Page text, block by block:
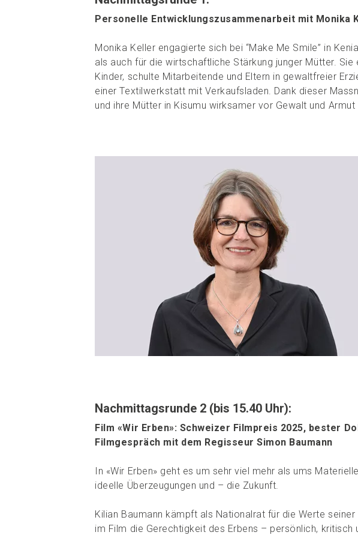
Personelle Entwicklungszusammenarbeit mit Monika
Monika Keller engagierte sich bei “Make Me Smile” in
als auch für die wirtschaftliche Stärkung junger Mütter.
Kinder, schulte Mitarbeitende und Eltern in gewaltfreier
einer Textilwerkstatt mit Verkaufsladen. Dank dieser
und ihre Mütter in Kisumu wirksamer vor Gewalt und
Nachmittagsrunde 2 (bis 15.40 Uhr):
Film «Wir Erben»: Schweizer Filmpreis 2025, bester
Filmgespräch mit dem Regisseur Simon Baumann
In «Wir Erben» geht es um sehr viel mehr als ums
ideelle Überzeugungen und – die Zukunft.
Kilian Baumann kämpft als Nationalrat für die Werte
im Film die Gerechtigkeit des Erbens – persönlich, kritisch